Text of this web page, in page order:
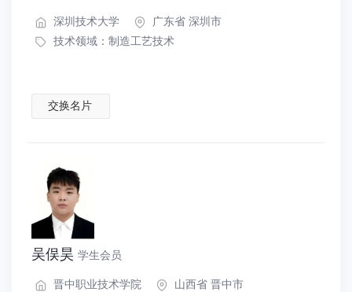
深圳技术大学
广东省 深圳市
技术领域： 制造工艺技术
交换名片
吴俣昊 学生会员
晋中职业技术学院
山西省 晋中市